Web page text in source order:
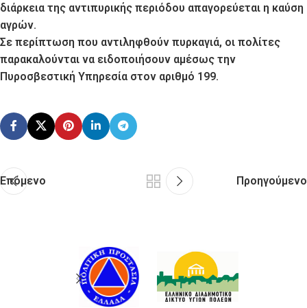
διάρκεια της αντιπυρικής περιόδου απαγορεύεται η καύση
αγρών.
Σε περίπτωση που αντιληφθούν πυρκαγιά, οι πολίτες
παρακαλούνται να ειδοποιήσουν αμέσως την
Πυροσβεστική Υπηρεσία στον αριθμό 199.
Επόμενο Προηγούμενο